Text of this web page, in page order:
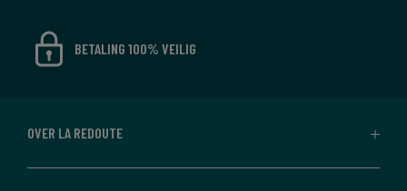
BETALING 100% VEILIG
OVER LA REDOUTE